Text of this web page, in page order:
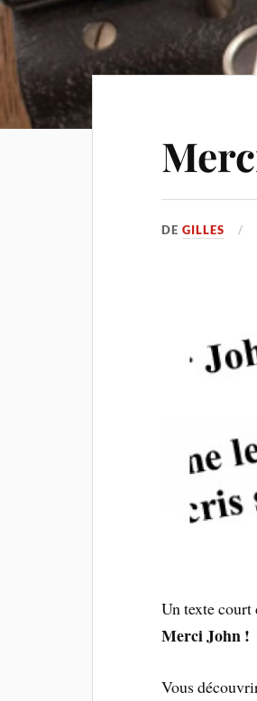
DEGILLES
Un texte court
Merci John !
Vous